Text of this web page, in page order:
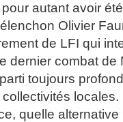
autant avoir
Olivier
de LFI qui
dernier combat de
toujours
locales.
quelle alternative